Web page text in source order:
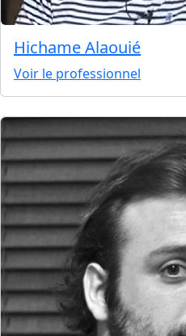
Hichame Alaouié
Voir le professionnel